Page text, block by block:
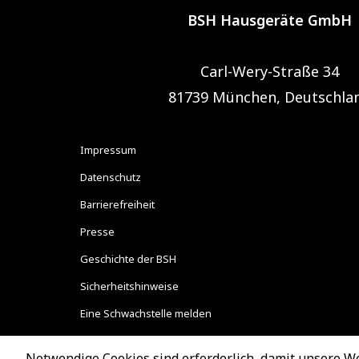
BSH Hausgeräte GmbH
Carl-Wery-Straße 34
81739 München,